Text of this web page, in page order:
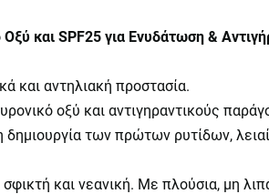
και SPF25 για Ενυδάτωση &
και αντηλιακή προστασία.
οξύ και αντιγηραντικούς
των πρώτων ρυτίδων,
και νεανική. Με πλούσια, μη